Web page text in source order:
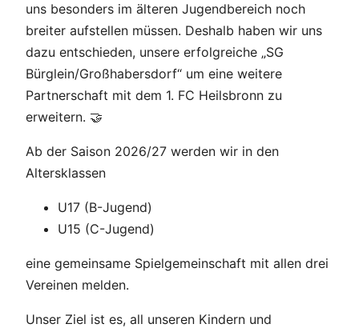
uns besonders im älteren Jugendbereich noch
breiter aufstellen müssen. Deshalb haben wir uns
dazu entschieden, unsere erfolgreiche „SG
Bürglein/Großhabersdorf“ um eine weitere
Partnerschaft mit dem 1. FC Heilsbronn zu
erweitern. 🤝
Ab der Saison 2026/27 werden wir in den
Altersklassen
U17 (B-Jugend)
U15 (C-Jugend)
eine gemeinsame Spielgemeinschaft mit allen drei
Vereinen melden.
Unser Ziel ist es, all unseren Kindern und